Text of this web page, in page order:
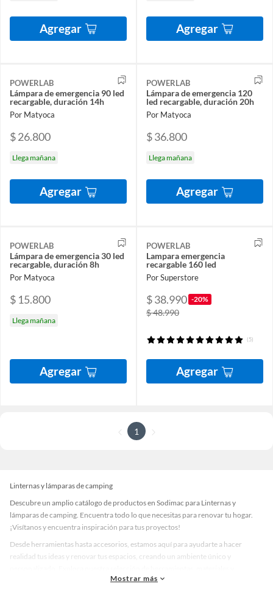
Agregar Agregar
POWERLAB
Lámpara de emergencia 90 led
recargable, duración 14h
Por Matyoca
$ 26.800
Llega mañana
Agregar
POWERLAB
Lámpara de emergencia 120
led recargable, duración 20h
Por Matyoca
$ 36.800
Llega mañana
Agregar
POWERLAB
Lámpara de emergencia 30 led
recargable, duración 8h
Por Matyoca
$ 15.800
Llega mañana
Agregar
POWERLAB
Lampara emergencia
recargable 160 led
Por Superstore
$ 38.990 -20%
$ 48.990
(5)
Agregar
1
Linternas y lámparas de camping
Descubre un amplio catálogo de productos en Sodimac para Linternas y
lámparas de camping. Encuentra todo lo que necesitas para renovar tu hogar.
¡Visítanos y encuentra inspiración para tus proyectos!
Desde herramientas hasta accesorios, estamos aquí para ayudarte a hacer
realidad tus ideas y renovar tus espacios, creando un ambiente único y
accesorios de calidad que te ayudarán a crear un espacio más tú.
Mostrar más